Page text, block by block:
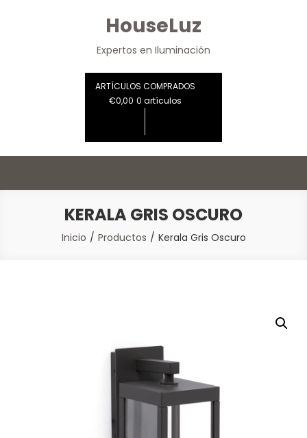
HouseLuz
Expertos en Iluminación
ARTÍCULOS COMPRADOS
€0,00 0 artículos
KERALA GRIS OSCURO
Inicio Productos Kerala Gris Oscuro